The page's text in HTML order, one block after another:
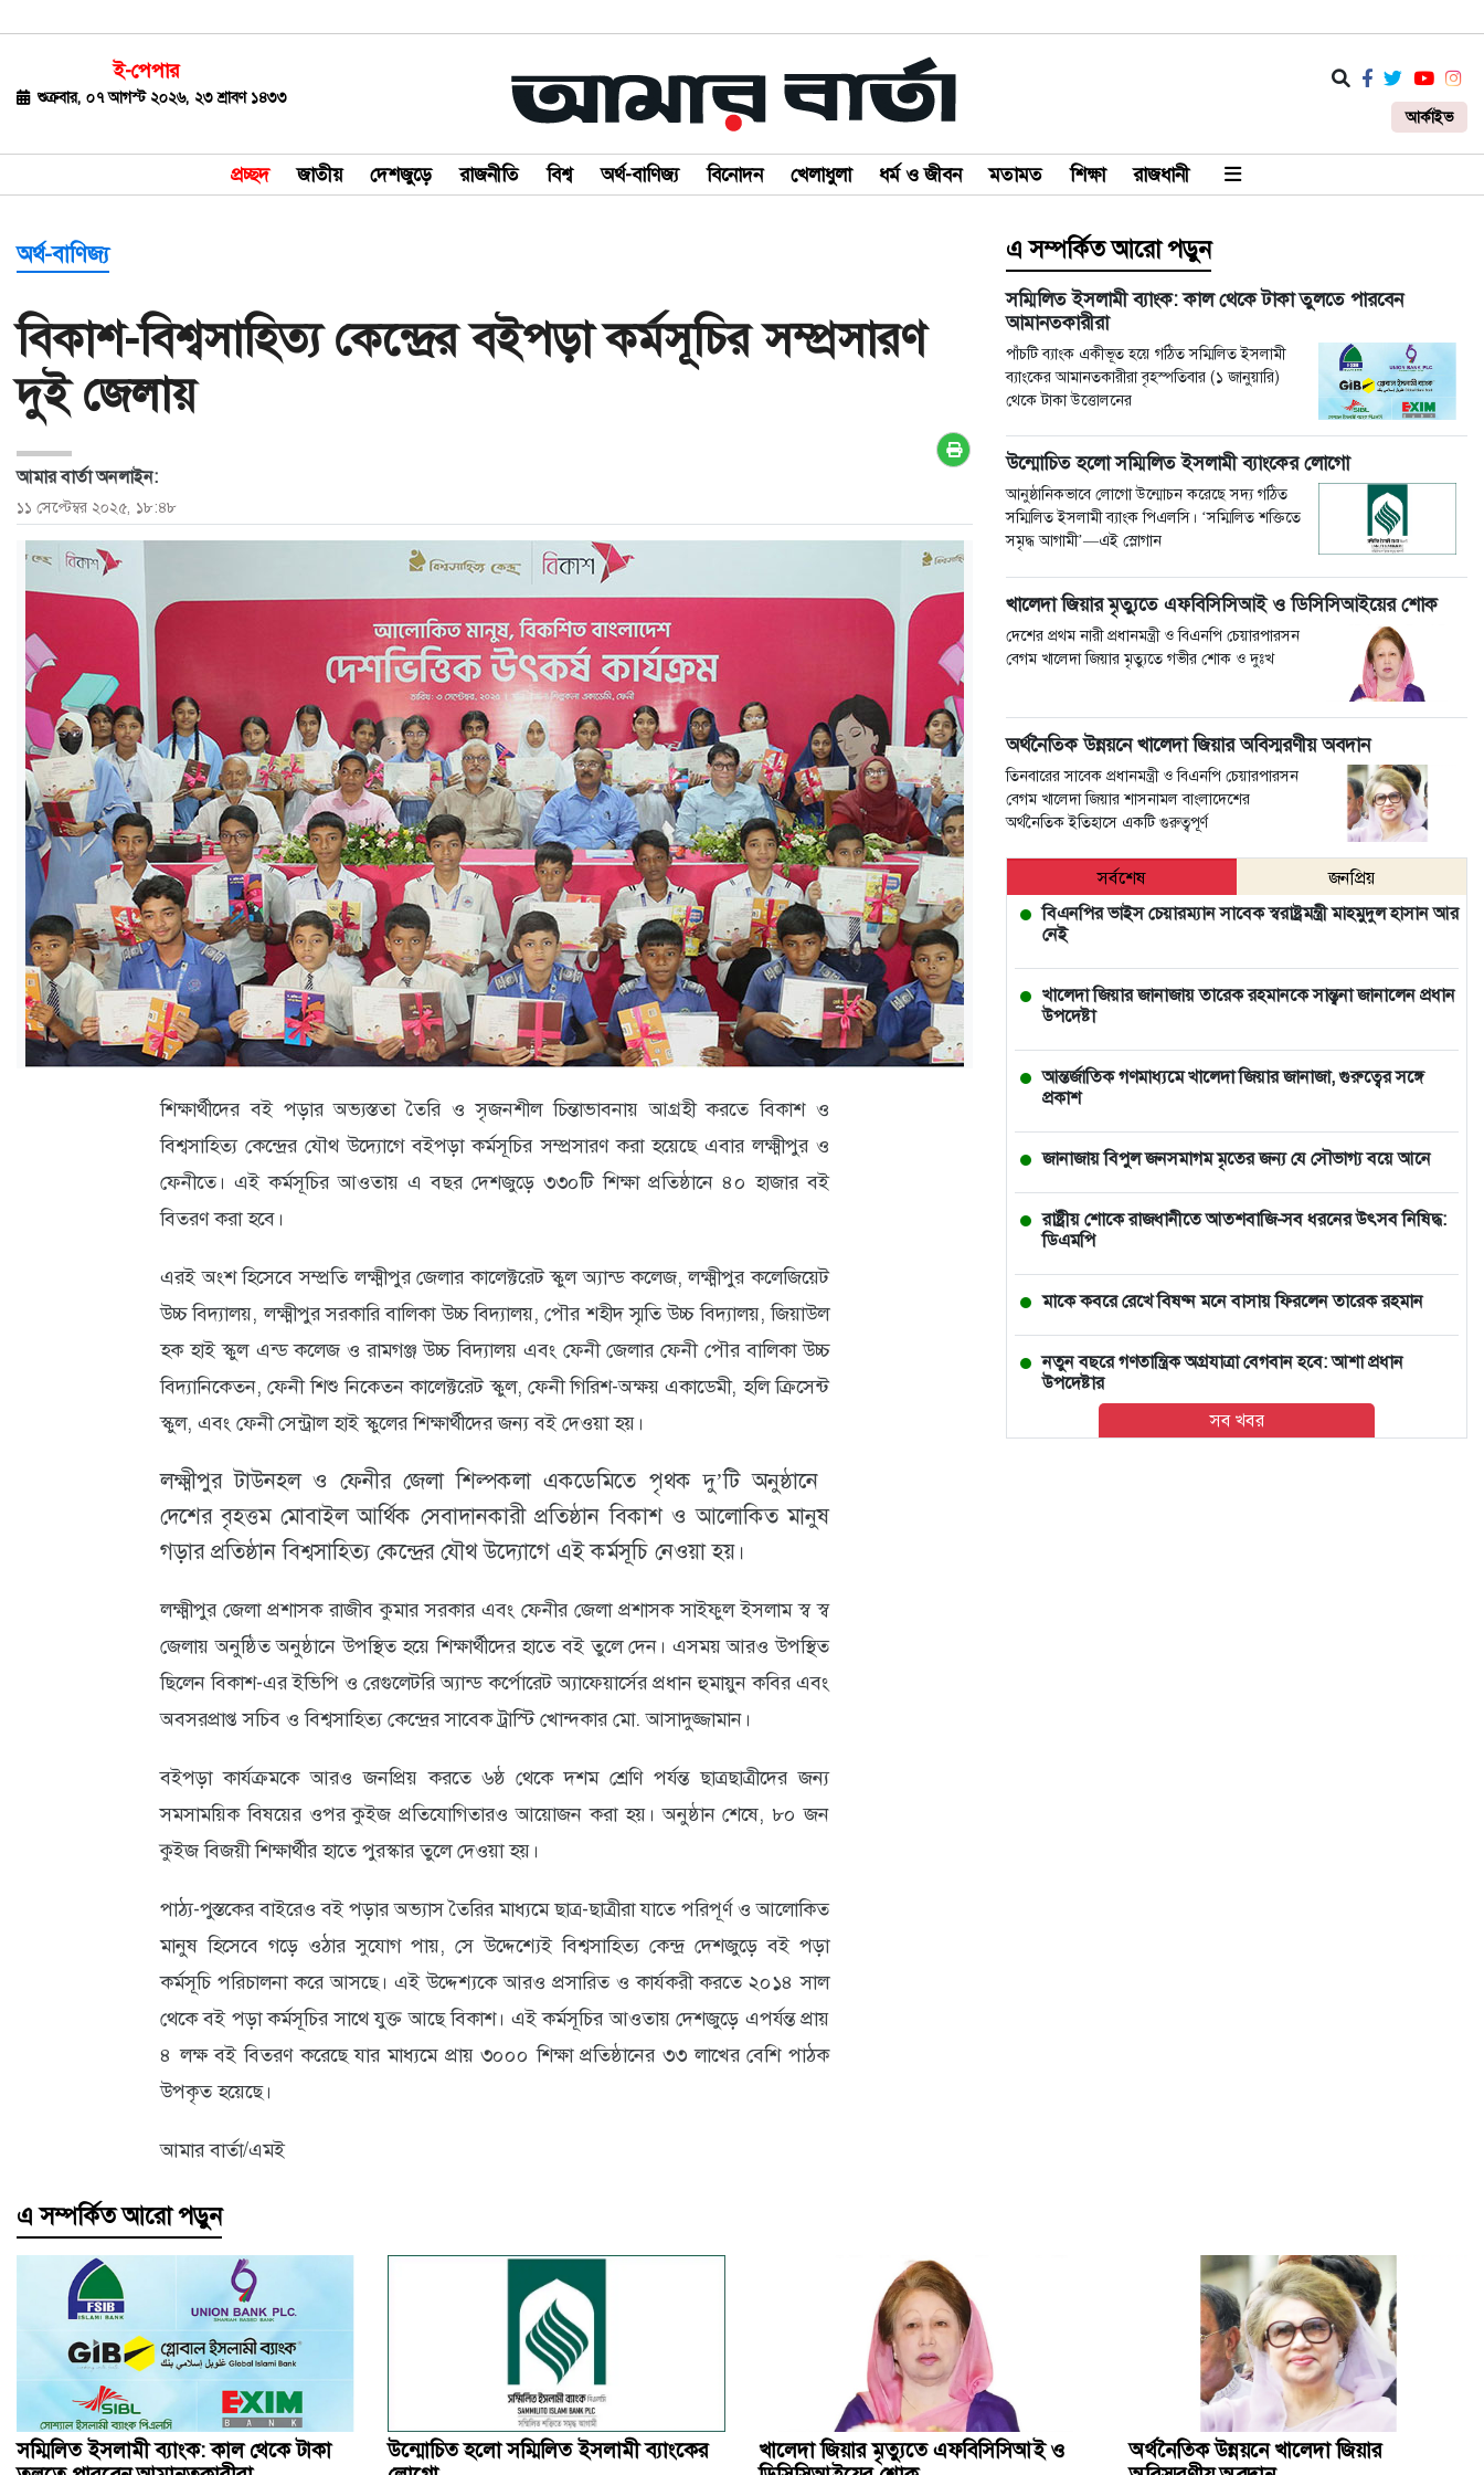
ই-পেপার
শুক্রবার, ০৭ আগস্ট ২০২৬, ২৩ শ্রাবণ ১৪৩৩
আর্কাইভ
প্রচ্ছদ জাতীয় দেশজুড়ে রাজনীতি বিশ্ব অর্থ-বাণিজ্য বিনোদন খেলাধুলা ধর্ম ও জীবন মতামত শিক্ষা রাজধানী
জাতীয়
রাজনীতি
বিশ্ব
বাণিজ্য
বিনোদন
খেলাধুলা
ধর্ম
ও
জীবন
শিক্ষা
রাজধানী
আইন-
আদালত
ক্যাম্পাস
আজকের
পত্রিকা
ক্যারিয়ার
তথ্যপ্রযুক্তি
অর্থ-বাণিজ্য
বিকাশ-বিশ্বসাহিত্য কেন্দ্রের বইপড়া কর্মসূচির সম্প্রসারণ
দুই জেলায়
আমার বার্তা অনলাইন:
১১ সেপ্টেম্বর ২০২৫, ১৮:৪৮
শিক্ষার্থীদের বই পড়ার অভ্যস্ততা তৈরি ও সৃজনশীল চিন্তাভাবনায় আগ্রহী করতে বিকাশ ও
বিশ্বসাহিত্য কেন্দ্রের যৌথ উদ্যোগে বইপড়া কর্মসূচির সম্প্রসারণ করা হয়েছে এবার লক্ষ্মীপুর ও
ফেনীতে। এই কর্মসূচির আওতায় এ বছর দেশজুড়ে ৩৩০টি শিক্ষা প্রতিষ্ঠানে ৪০ হাজার বই
বিতরণ করা হবে।
এরই অংশ হিসেবে সম্প্রতি লক্ষ্মীপুর জেলার কালেক্টরেট স্কুল অ্যান্ড কলেজ, লক্ষ্মীপুর কলেজিয়েট
উচ্চ বিদ্যালয়, লক্ষ্মীপুর সরকারি বালিকা উচ্চ বিদ্যালয়, পৌর শহীদ স্মৃতি উচ্চ বিদ্যালয়, জিয়াউল
হক হাই স্কুল এন্ড কলেজ ও রামগঞ্জ উচ্চ বিদ্যালয় এবং ফেনী জেলার ফেনী পৌর বালিকা উচ্চ
বিদ্যানিকেতন, ফেনী শিশু নিকেতন কালেক্টরেট স্কুল, ফেনী গিরিশ-অক্ষয় একাডেমী, হলি ক্রিসেন্ট
স্কুল, এবং ফেনী সেন্ট্রাল হাই স্কুলের শিক্ষার্থীদের জন্য বই দেওয়া হয়।
লক্ষ্মীপুর টাউনহল ও ফেনীর জেলা শিল্পকলা একডেমিতে পৃথক দু’টি অনুষ্ঠানে
দেশের বৃহত্তম মোবাইল আর্থিক সেবাদানকারী প্রতিষ্ঠান বিকাশ ও আলোকিত মানুষ
গড়ার প্রতিষ্ঠান বিশ্বসাহিত্য কেন্দ্রের যৌথ উদ্যোগে এই কর্মসূচি নেওয়া হয়।
লক্ষ্মীপুর জেলা প্রশাসক রাজীব কুমার সরকার এবং ফেনীর জেলা প্রশাসক সাইফুল ইসলাম স্ব স্ব
জেলায় অনুষ্ঠিত অনুষ্ঠানে উপস্থিত হয়ে শিক্ষার্থীদের হাতে বই তুলে দেন। এসময় আরও উপস্থিত
ছিলেন বিকাশ-এর ইভিপি ও রেগুলেটরি অ্যান্ড কর্পোরেট অ্যাফেয়ার্সের প্রধান হুমায়ুন কবির এবং
অবসরপ্রাপ্ত সচিব ও বিশ্বসাহিত্য কেন্দ্রের সাবেক ট্রাস্টি খোন্দকার মো. আসাদুজ্জামান।
বইপড়া কার্যক্রমকে আরও জনপ্রিয় করতে ৬ষ্ঠ থেকে দশম শ্রেণি পর্যন্ত ছাত্রছাত্রীদের জন্য
সমসাময়িক বিষয়ের ওপর কুইজ প্রতিযোগিতারও আয়োজন করা হয়। অনুষ্ঠান শেষে, ৮০ জন
কুইজ বিজয়ী শিক্ষার্থীর হাতে পুরস্কার তুলে দেওয়া হয়।
পাঠ্য-পুস্তকের বাইরেও বই পড়ার অভ্যাস তৈরির মাধ্যমে ছাত্র-ছাত্রীরা যাতে পরিপূর্ণ ও আলোকিত
মানুষ হিসেবে গড়ে ওঠার সুযোগ পায়, সে উদ্দেশ্যেই বিশ্বসাহিত্য কেন্দ্র দেশজুড়ে বই পড়া
কর্মসূচি পরিচালনা করে আসছে। এই উদ্দেশ্যকে আরও প্রসারিত ও কার্যকরী করতে ২০১৪ সাল
থেকে বই পড়া কর্মসূচির সাথে যুক্ত আছে বিকাশ। এই কর্মসূচির আওতায় দেশজুড়ে এপর্যন্ত প্রায়
৪ লক্ষ বই বিতরণ করেছে যার মাধ্যমে প্রায় ৩০০০ শিক্ষা প্রতিষ্ঠানের ৩৩ লাখের বেশি পাঠক
উপকৃত হয়েছে।
আমার বার্তা/এমই
এ সম্পর্কিত আরো পড়ুন
সম্মিলিত ইসলামী ব্যাংক: কাল থেকে টাকা তুলতে পারবেন
আমানতকারীরা
পাঁচটি ব্যাংক একীভূত হয়ে গঠিত সম্মিলিত ইসলামী
ব্যাংকের আমানতকারীরা বৃহস্পতিবার (১ জানুয়ারি)
থেকে টাকা উত্তোলনের
উন্মোচিত হলো সম্মিলিত ইসলামী ব্যাংকের লোগো
আনুষ্ঠানিকভাবে লোগো উন্মোচন করেছে সদ্য গঠিত
সম্মিলিত ইসলামী ব্যাংক পিএলসি। ‘সম্মিলিত শক্তিতে
সমৃদ্ধ আগামী’—এই স্লোগান
খালেদা জিয়ার মৃত্যুতে এফবিসিসিআই ও ডিসিসিআইয়ের শোক
দেশের প্রথম নারী প্রধানমন্ত্রী ও বিএনপি চেয়ারপারসন
বেগম খালেদা জিয়ার মৃত্যুতে গভীর শোক ও দুঃখ
অর্থনৈতিক উন্নয়নে খালেদা জিয়ার অবিস্মরণীয় অবদান
তিনবারের সাবেক প্রধানমন্ত্রী ও বিএনপি চেয়ারপারসন
বেগম খালেদা জিয়ার শাসনামল বাংলাদেশের
অর্থনৈতিক ইতিহাসে একটি গুরুত্বপূর্ণ
সর্বশেষ
জনপ্রিয়
বিএনপির ভাইস চেয়ারম্যান সাবেক স্বরাষ্ট্রমন্ত্রী মাহমুদুল হাসান আর
নেই
খালেদা জিয়ার জানাজায় তারেক রহমানকে সান্ত্বনা জানালেন প্রধান
উপদেষ্টা
আন্তর্জাতিক গণমাধ্যমে খালেদা জিয়ার জানাজা, গুরুত্বের সঙ্গে
প্রকাশ
জানাজায় বিপুল জনসমাগম মৃতের জন্য যে সৌভাগ্য বয়ে আনে
রাষ্ট্রীয় শোকে রাজধানীতে আতশবাজি-সব ধরনের উৎসব নিষিদ্ধ:
ডিএমপি
মাকে কবরে রেখে বিষণ্ন মনে বাসায় ফিরলেন তারেক রহমান
নতুন বছরে গণতান্ত্রিক অগ্রযাত্রা বেগবান হবে: আশা প্রধান
উপদেষ্টার
ভারতে চলন্ত ভ্যানে তরুণীকে সংঘবদ্ধ ধর্ষণ, ২ ঘণ্টা পর রাস্তায়
খালেদা জিয়ার জানাজায় পদদলিত হয়ে একজনের মৃত্যু
সব খবর
এ সম্পর্কিত আরো পড়ুন
সম্মিলিত ইসলামী ব্যাংক: কাল থেকে টাকা
উন্মোচিত হলো সম্মিলিত ইসলামী ব্যাংকের
খালেদা জিয়ার মৃত্যুতে এফবিসিসিআই ও
অর্থনৈতিক উন্নয়নে খালেদা জিয়ার